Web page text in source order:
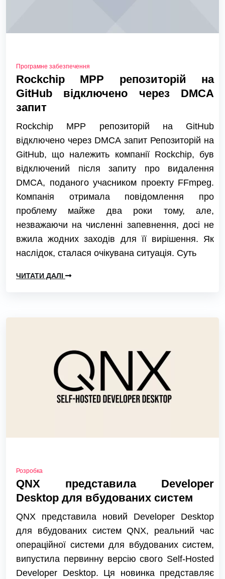
Програмне забезпечення
Rockchip MPP репозиторій на
GitHub відключено через DMCA
запит
Rockchip MPP репозиторій на GitHub
відключено через DMCA запит Репозиторій на
GitHub, що належить компанії Rockchip, був
відключений після запиту про видалення
DMCA, поданого учасником проекту FFmpeg.
Компанія отримала повідомлення про
проблему майже два роки тому, але,
незважаючи на численні запевнення, досі не
вжила жодних заходів для її вирішення. Як
наслідок, сталася очікувана ситуація. Суть
ЧИТАТИ ДАЛІ
Розробка
QNX представила Developer
Desktop для вбудованих систем
QNX представила новий Developer Desktop
для вбудованих систем QNX, реальний час
операційної системи для вбудованих систем,
випустила первинну версію свого Self-Hosted
Developer Desktop. Ця новинка представляє